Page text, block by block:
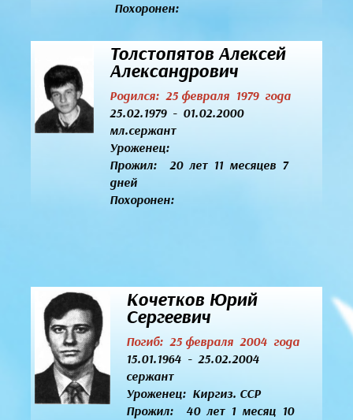
Похоронен:
Толстопятов Алексей
Александрович
Родился: 25 февраля 1979 года
25.02.1979 - 01.02.2000
мл.сержант
Уроженец:
Прожил: 20 лет 11 месяцев 7
дней
Похоронен:
Кочетков Юрий
Сергеевич
Погиб: 25 февраля 2004 года
15.01.1964 - 25.02.2004
сержант
Уроженец: Киргиз. ССР
Прожил: 40 лет 1 месяц 10